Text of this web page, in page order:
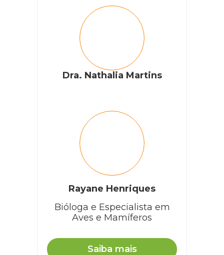
Dra. Nathalia Martins
Rayane Henriques
Bióloga e Especialista em
Aves e Mamíferos
Saiba mais